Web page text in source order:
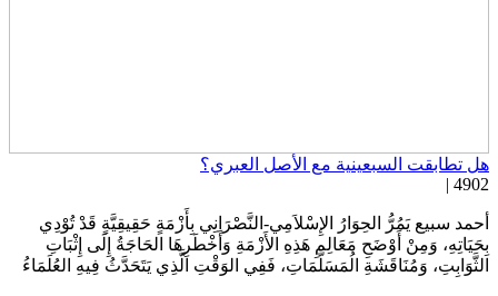
تطابقت السبعينية مع الأصل العبري؟
سبيع يَمُرُّ الحِوَارُ الإِسْلاَمِي-النَّصْرَانِي بِأَزْمَةٍ حَقِيقِيَّةٍ قَدْ تُوْدِي
وَمِنْ أَوْضَحِ مَعَالِمِ هَذِهِ الأَزْمَةِ وَأَخْطَرِهَا الحَاجَةُ إِلَى إِثْبَاتِ
وَمُنَاقَشَةِ الُمَسَلَّمَاتِ، فَفِي الوَقْتِ الَّذِي يَتَحَدَّثُ فِيهِ العُلَمَاءُ